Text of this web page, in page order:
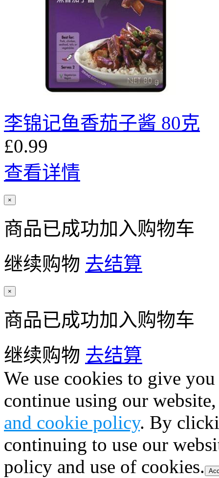
李锦记鱼香茄子酱 80克
£0.99
查看详情
×
商品已成功加入购物车
继续购物 去结算
×
商品已成功加入购物车
继续购物 去结算
We use cookies to give
continue using our
and cookie policy. By
continuing to use our
policy and use of cookies.